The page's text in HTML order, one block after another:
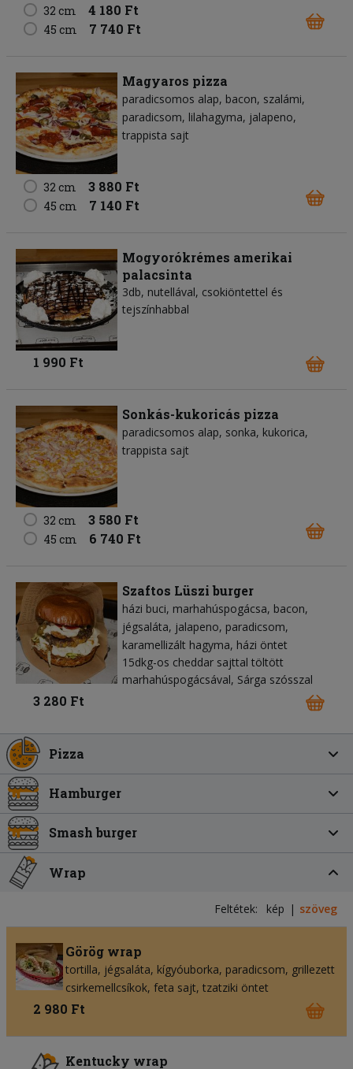
32 cm 4 180 Ft
45 cm 7 740 Ft
Magyaros pizza
paradicsomos alap bacon szalámi
paradicsom lilahagyma jalapeno
trappista sajt
32 cm 3 880 Ft
45 cm 7 140 Ft
Mogyorókrémes amerikai
palacsinta
3db, nutellával, csokiöntettel és
tejszínhabbal
1 990 Ft
Sonkás-kukoricás pizza
paradicsomos alap sonka kukorica
trappista sajt
32 cm 3 580 Ft
45 cm 6 740 Ft
Szaftos Lüszi burger
házi buci marhahúspogácsa bacon
jégsaláta jalapeno paradicsom
karamellizált hagyma házi öntet
15dkg-os cheddar sajttal töltött
marhahúspogácsával, Sárga szósszal
3 280 Ft
Pizza
Hamburger
Smash burger
Wrap
Feltétek: kép szöveg
Görög wrap
tortilla jégsaláta kígyóuborka paradicsom grillezett
csirkemellcsíkok feta sajt tzatziki öntet
2 980 Ft
Kentucky wrap